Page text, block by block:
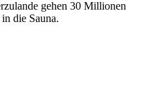
gehen 30 Millionen
die Sauna.